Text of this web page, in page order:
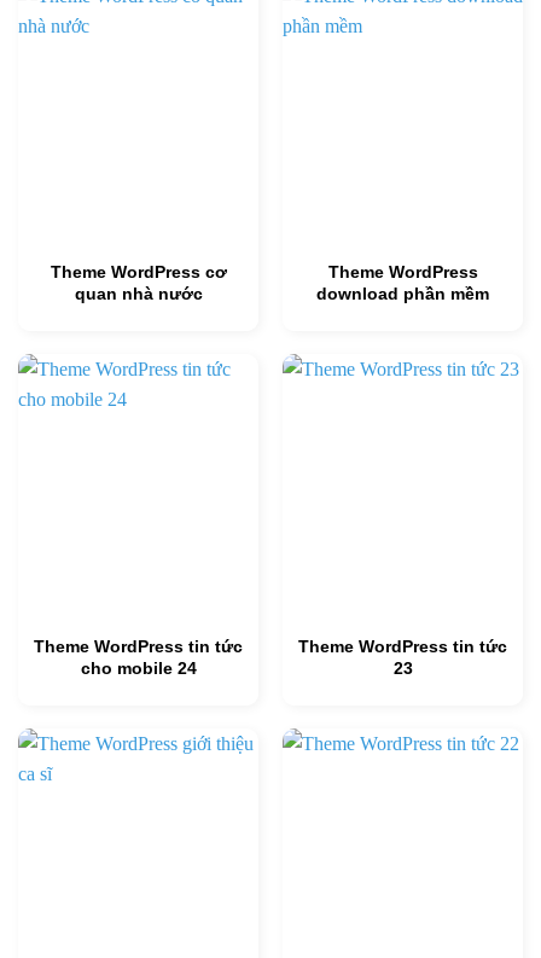
Theme WordPress cơ
quan nhà nước
Theme WordPress
download phần mềm
Theme WordPress tin tức
cho mobile 24
Theme WordPress tin tức
23